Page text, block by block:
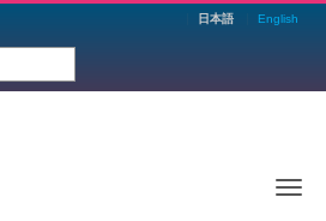
日本語 English